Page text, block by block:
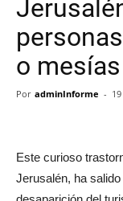
o mesías
Por adminInforme -
Este curioso
Jerusalén, ha